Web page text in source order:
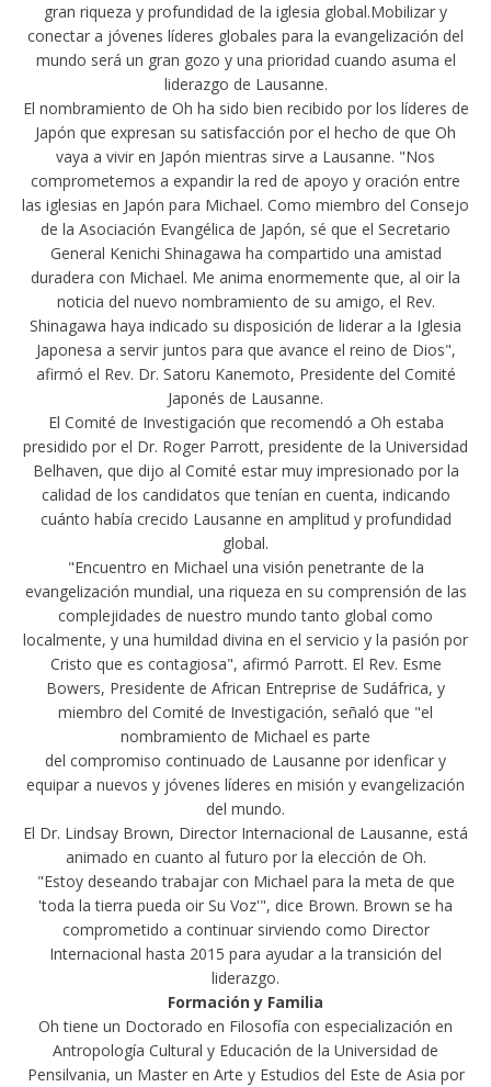
gran riqueza y profundidad de la iglesia global.Mobilizar y
conectar a jóvenes líderes globales para la evangelización del
mundo será un gran gozo y una prioridad cuando asuma el
liderazgo de Lausanne.
El nombramiento de Oh ha sido bien recibido por los líderes de
Japón que expresan su satisfacción por el hecho de que Oh
vaya a vivir en Japón mientras sirve a Lausanne. "Nos
comprometemos a expandir la red de apoyo y oración entre
las iglesias en Japón para Michael. Como miembro del Consejo
de la Asociación Evangélica de Japón, sé que el Secretario
General Kenichi Shinagawa ha compartido una amistad
duradera con Michael. Me anima enormemente que, al oir la
noticia del nuevo nombramiento de su amigo, el Rev.
Shinagawa haya indicado su disposición de liderar a la Iglesia
Japonesa a servir juntos para que avance el reino de Dios",
afirmó el Rev. Dr. Satoru Kanemoto, Presidente del Comité
Japonés de Lausanne.
El Comité de Investigación que recomendó a Oh estaba
presidido por el Dr. Roger Parrott, presidente de la Universidad
Belhaven, que dijo al Comité estar muy impresionado por la
calidad de los candidatos que tenían en cuenta, indicando
cuánto había crecido Lausanne en amplitud y profundidad
global.
"Encuentro en Michael una visión penetrante de la
evangelización mundial, una riqueza en su comprensión de las
complejidades de nuestro mundo tanto global como
localmente, y una humildad divina en el servicio y la pasión por
Cristo que es contagiosa", afirmó Parrott. El Rev. Esme
Bowers, Presidente de African Entreprise de Sudáfrica, y
miembro del Comité de Investigación, señaló que "el
nombramiento de Michael es parte
del compromiso continuado de Lausanne por idenficar y
equipar a nuevos y jóvenes líderes en misión y evangelización
del mundo.
El Dr. Lindsay Brown, Director Internacional de Lausanne, está
animado en cuanto al futuro por la elección de Oh.
"Estoy deseando trabajar con Michael para la meta de que
'toda la tierra pueda oir Su Voz'", dice Brown. Brown se ha
comprometido a continuar sirviendo como Director
Internacional hasta 2015 para ayudar a la transición del
liderazgo.
Formación y Familia
Oh tiene un Doctorado en Filosofía con especialización en
Antropología Cultural y Educación de la Universidad de
Pensilvania, un Master en Arte y Estudios del Este de Asia por